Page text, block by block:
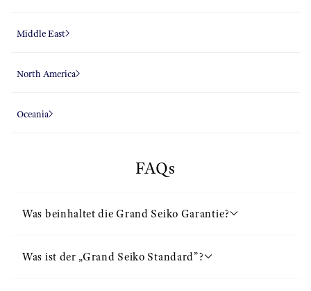
Middle East
North America
Oceania
FAQs
Was beinhaltet die Grand Seiko Garantie?
Was ist der „Grand Seiko Standard”?